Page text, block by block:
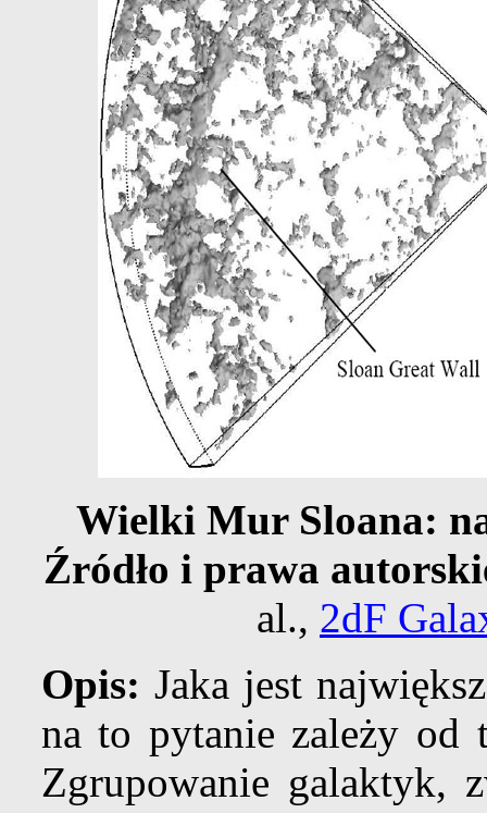
Wielki Mur Sloana:
Źródło i prawa
al., 2dF
Opis: Jaka jest
na to pytanie zależy od
Zgrupowanie galaktyk,